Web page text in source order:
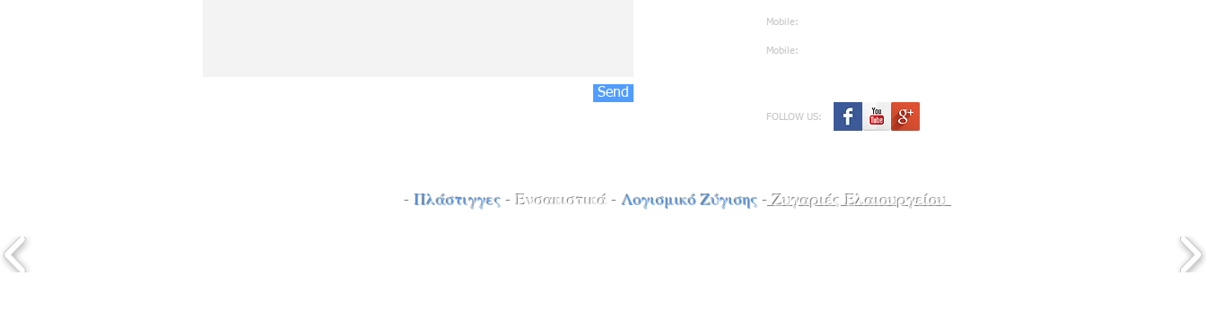
Mobile:
Mobile:
FOLLOW US:
Send
-Πλάστιγγες - Ενσακιστικά -Λογισμικό Ζύγισης - Ζυγαριές Ελαιουργείου